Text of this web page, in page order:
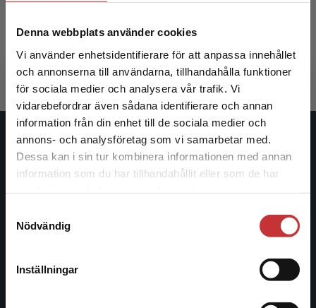
Denna webbplats använder cookies
Vi använder enhetsidentifierare för att anpassa innehållet
och annonserna till användarna, tillhandahålla funktioner
för sociala medier och analysera vår trafik. Vi
vidarebefordrar även sådana identifierare och annan
information från din enhet till de sociala medier och
annons- och analysföretag som vi samarbetar med.
Dessa kan i sin tur kombinera informationen med annan
information som du har tillhandahållit eller som de har
Nödvändig
Inställningar
Begränsad fraktregion
Det verkar som att du besöker
studentlitteratur.se via en enhet utanför Sverige.
Vi erbjuder inte leveranser utanför Sverige. För
att kunna slutföra ett köp måste
Hviid, P - Højholt, C (red.)
Exkl. moms: 286 kr
Studentlitteratur
Studentlitteratur grundades 1963 och är idag Sveriges
ledande utbildningsförlag. Med läromedel, kurslitteratur,
informationstjänster i utbudet, finns Studentlitteratur med